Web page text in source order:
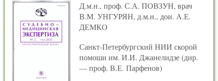
Д.м.н., проф. С.А. ПОВЗУН, врач
В.М. УНГУРЯН, д.м.н., дои. А.Е.
ДЕМКО
Санкт-Петербургский НИИ скорой
помоши им. И.И. Джанелидзе (дир.
— проф. В.Е. Парфенов)